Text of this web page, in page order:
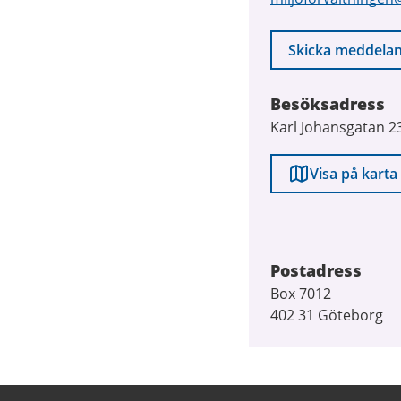
Skicka
Besöksadress
Karl Johansgatan
Visa på karta
Postadress
Box 7012
402 31 Göteborg